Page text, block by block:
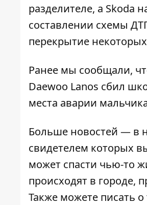
разделителе, а Skoda
составлении схемы
перекрытие
Ранее мы сообщали,
Daewoo Lanos сбил
места аварии
Больше новостей — в
свидетелем которых
может спасти чью-то
происходят в городе,
Также можете писать